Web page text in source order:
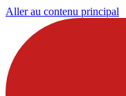
Aller au contenu principal